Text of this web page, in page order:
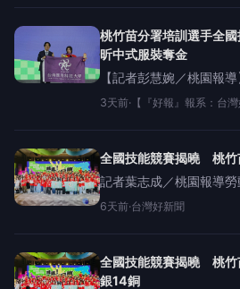
勝、25佳作，充分展現
育
桃竹苗分署培訓選手全
昕中式服裝奪金
【記者彭慧婉／桃園報
月2日圓滿落幕，勞動部
25佳作，充分展現桃竹
3天前· 【『好報』報系：台灣
全國技能競賽揭曉 桃竹
記者葉志成／桃園報導
與培訓選手於頒獎典禮合
署共派出171名培訓選手
14金、17銀
6天前·台灣好新聞
全國技能競賽揭曉 桃竹
銀14銅